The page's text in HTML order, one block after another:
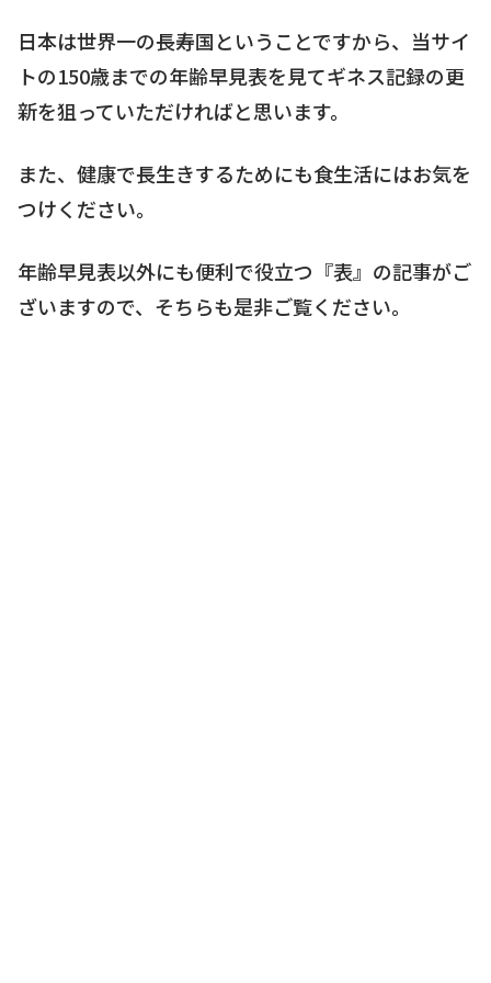
日本は世界一の長寿国ということですから、当サイ
トの150歳までの年齢早見表を見てギネス記録の更
新を狙っていただければと思います。
また、健康で長生きするためにも食生活にはお気を
つけください。
年齢早見表以外にも便利で役立つ『表』の記事がご
ざいますので、そちらも是非ご覧ください。